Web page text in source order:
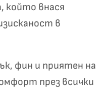
който внася
в
фин и приятен на
през всички